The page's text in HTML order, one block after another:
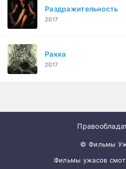
Раздражительность
2017
Ракка
2017
© Фильмы
Фильмы ужасов